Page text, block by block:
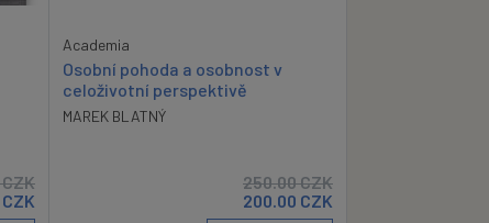
CZK
CZK
Academia
Osobní pohoda a osobnost v
celoživotní perspektivě
MAREK BLATNÝ
250.00CZK
200.00 CZK